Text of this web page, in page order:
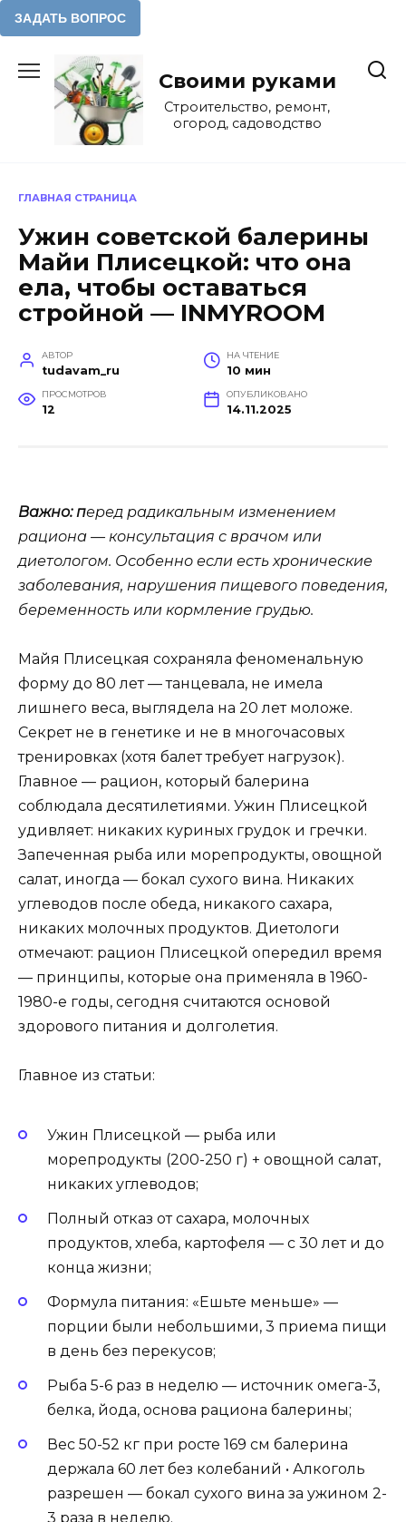
содержанию
Своими руками
Строительство, ремонт,
огород, садоводство
ГЛАВНАЯ СТРАНИЦА
Ужин советской балерины
Майи Плисецкой: что она
ела, чтобы оставаться
стройной — INMYROOM
АВТОР
tudavam_ru
НА ЧТЕНИЕ
10 мин
ПРОСМОТРОВ
12
ОПУБЛИКОВАНО
14.11.2025
Важно: перед радикальным изменением
рациона — консультация с врачом или
диетологом. Особенно если есть хронические
заболевания, нарушения пищевого поведения,
беременность или кормление грудью.
Майя Плисецкая сохраняла феноменальную
форму до 80 лет — танцевала, не имела
лишнего веса, выглядела на 20 лет моложе.
Секрет не в генетике и не в многочасовых
тренировках (хотя балет требует нагрузок).
Главное — рацион, который балерина
соблюдала десятилетиями. Ужин Плисецкой
удивляет: никаких куриных грудок и гречки.
Запеченная рыба или морепродукты, овощной
салат, иногда — бокал сухого вина. Никаких
углеводов после обеда, никакого сахара,
никаких молочных продуктов. Диетологи
отмечают: рацион Плисецкой опередил время
— принципы, которые она применяла в 1960-
1980-е годы, сегодня считаются основой
здорового питания и долголетия.
Главное из статьи:
Ужин Плисецкой — рыба или
морепродукты (200-250 г) + овощной салат,
никаких углеводов;
Полный отказ от сахара, молочных
продуктов, хлеба, картофеля — с 30 лет и до
конца жизни;
Формула питания: «Ешьте меньше» —
порции были небольшими, 3 приема пищи
в день без перекусов;
Рыба 5-6 раз в неделю — источник омега-3,
белка, йода, основа рациона балерины;
Вес 50-52 кг при росте 169 см балерина
держала 60 лет без колебаний • Алкоголь
разрешен — бокал сухого вина за ужином 2-
3 раза в неделю.